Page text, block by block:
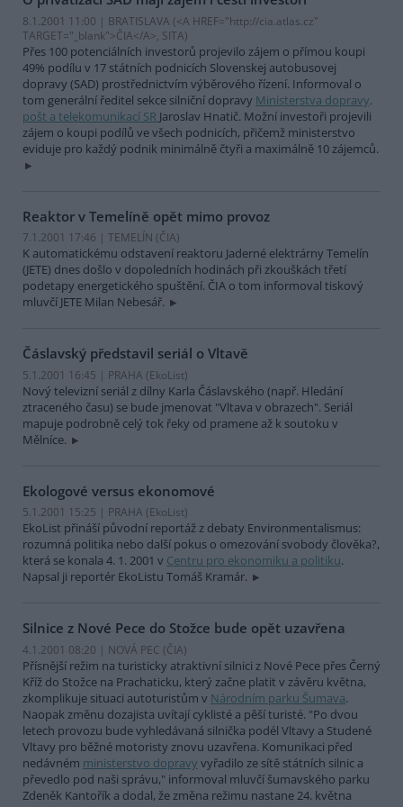
8.1.2001 11:00 | BRATISLAVA (<A HREF="http://cia.atlas.cz"
TARGET="_blank">ČIA</A>, SITA)
Přes 100 potenciálních investorů projevilo zájem o přímou koupi
49% podílu v 17 státních podnicích Slovenskej autobusovej
dopravy (SAD) prostřednictvím výběrového řízení. Informoval o
tom generální ředitel sekce silniční dopravy Ministerstva dopravy,
pošt a telekomunikací SR Jaroslav Hnatič. Možní investoři projevili
zájem o koupi podílů ve všech podnicích, přičemž ministerstvo
eviduje pro každý podnik minimálně čtyři a maximálně 10 zájemců.
Reaktor v Temelíně opět mimo provoz
7.1.2001 17:46 | TEMELÍN (ČIA)
K automatickému odstavení reaktoru Jaderné elektrárny Temelín
(JETE) dnes došlo v dopoledních hodinách při zkouškách třetí
podetapy energetického spuštění. ČIA o tom informoval tiskový
mluvčí JETE Milan Nebesář.
Čáslavský představil seriál o Vltavě
5.1.2001 16:45 | PRAHA (EkoList)
Nový televizní seriál z dílny Karla Čáslavského (např. Hledání
ztraceného času) se bude jmenovat "Vltava v obrazech". Seriál
mapuje podrobně celý tok řeky od pramene až k soutoku v
Mělníce.
Ekologové versus ekonomové
5.1.2001 15:25 | PRAHA (EkoList)
EkoList přináší původní reportáž z debaty Environmentalismus:
rozumná politika nebo další pokus o omezování svobody člověka?,
která se konala 4. 1. 2001 v Centru pro ekonomiku a politiku.
Napsal ji reportér EkoListu Tomáš Kramár.
Silnice z Nové Pece do Stožce bude opět uzavřena
4.1.2001 08:20 | NOVÁ PEC (ČIA)
Přísnější režim na turisticky atraktivní silnici z Nové Pece přes Černý
Kříž do Stožce na Prachaticku, který začne platit v závěru května,
zkomplikuje situaci autoturistům v Národním parku Šumava.
Naopak změnu dozajista uvítají cyklisté a pěší turisté. "Po dvou
letech provozu bude vyhledávaná silnička podél Vltavy a Studené
Vltavy pro běžné motoristy znovu uzavřena. Komunikaci před
nedávném ministerstvo dopravy vyřadilo ze sítě státních silnic a
převedlo pod naši správu," informoval mluvčí šumavského parku
Zdeněk Kantořík a dodal, že změna režimu nastane 24. května